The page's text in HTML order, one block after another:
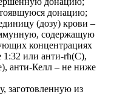
донацию;
(дозу) крови –
содержащую
концентрациях
1:32 или анти-rh(С),
анти-Келл – не ниже
заготовленную из